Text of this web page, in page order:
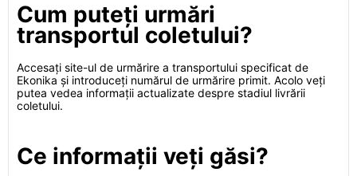
Cum puteți urmări
transportul coletului?
Accesați site-ul de urmărire a transportului specificat de
Ekonika și introduceți numărul de urmărire primit. Acolo veți
putea vedea informații actualizate despre stadiul livrării
coletului.
Ce informații veți găsi?